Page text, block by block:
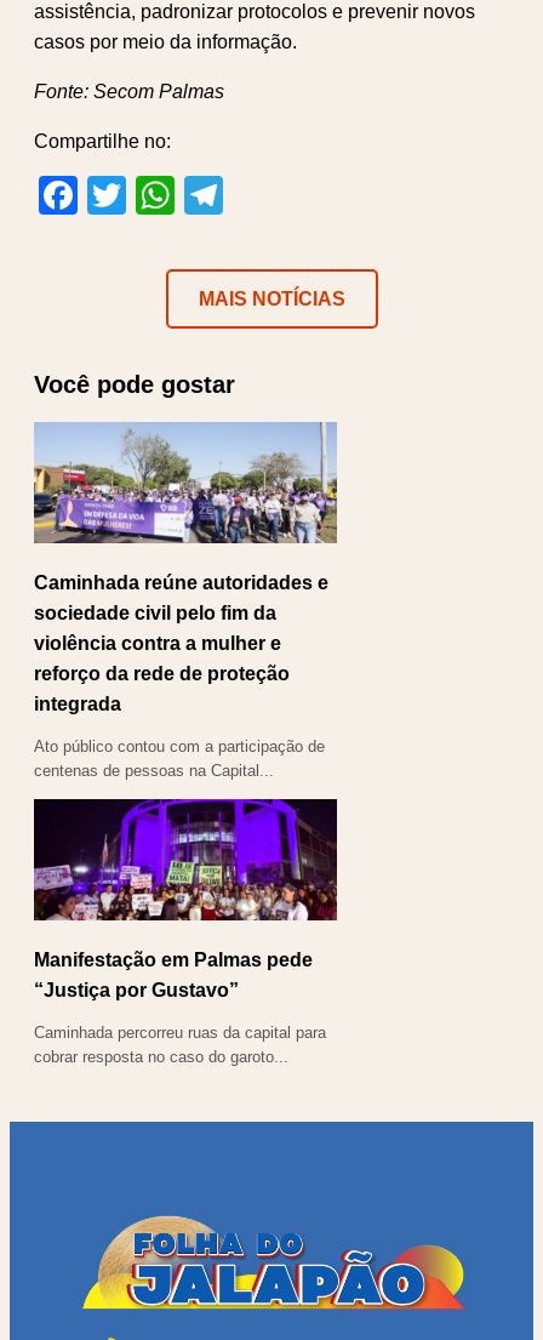
assistência, padronizar protocolos e prevenir novos
casos por meio da informação.
Fonte: Secom Palmas
Compartilhe no:
Facebook
TwitterWhatsApp
MAIS NOTÍCIAS
Você pode gostar
Caminhada reúne autoridades e
sociedade civil pelo fim da
violência contra a mulher e
reforço da rede de proteção
integrada
Ato público contou com a participação de
centenas de pessoas na Capital...
Manifestação em Palmas pede
“Justiça por Gustavo”
Caminhada percorreu ruas da capital para
cobrar resposta no caso do garoto...